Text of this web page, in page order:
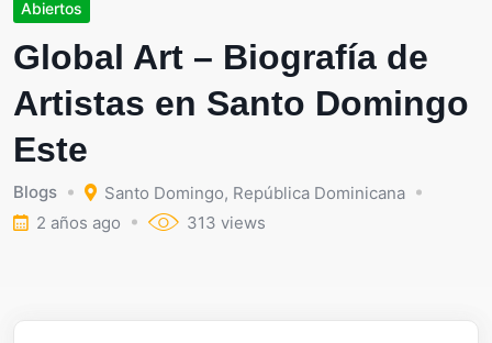
Abiertos
Global Art – Biografía de
Artistas en Santo Domingo
Este
Blogs Santo Domingo, República Dominicana
2 años ago
313 views